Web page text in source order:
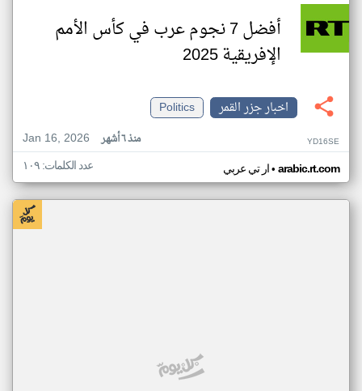
أفضل 7 نجوم عرب في كأس الأمم
الإفريقية 2025
اخبار جزر القمر
Politics
Jan 16, 2026
منذ ٦ أشهر YD16SE
ار تي عربي• arabic.rt.com عدد الكلمات: ١٠٩